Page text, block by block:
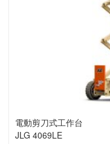
電動剪刀式工作台
JLG 4069LE